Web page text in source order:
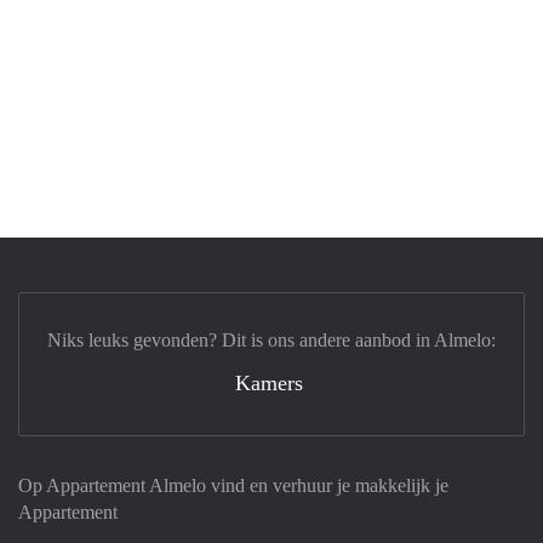
Op Appartement Almelo vind en verhuur je makkelijk je
Appartement
Niks leuks gevonden? Dit is ons andere aanbod in Almelo:
Kamers